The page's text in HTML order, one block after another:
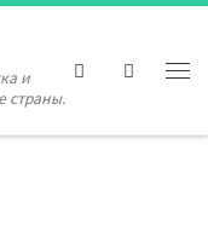
и
страны.
Search